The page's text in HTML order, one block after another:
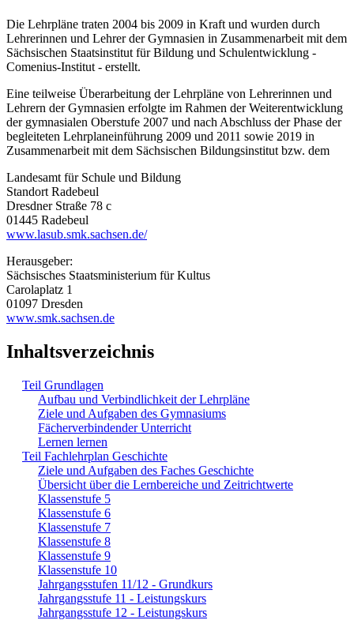
Die Lehrpläne traten 2004 bis 2009 in Kraft und wurden durch
Lehrerinnen und Lehrer der Gymnasien in Zusammenarbeit mit dem
Sächsischen Staatsinstitut für Bildung und Schulentwicklung -
Comenius-Institut - erstellt.
Eine teilweise Überarbeitung der Lehrpläne von Lehrerinnen und
Lehrern der Gymnasien erfolgte im Rahmen der Weiterentwicklung
der gymnasialen Oberstufe 2007 und nach Abschluss der Phase der
begleiteten Lehrplaneinführung 2009 und 2011 sowie 2019 in
Zusammenarbeit mit dem Sächsischen Bildungsinstitut bzw. dem
Landesamt für Schule und Bildung
Standort Radebeul
Dresdner Straße 78 c
01445 Radebeul
www.lasub.smk.sachsen.de/
Herausgeber:
Sächsisches Staatsministerium für Kultus
Carolaplatz 1
01097 Dresden
www.smk.sachsen.de
Inhaltsverzeichnis
Teil Grundlagen
Aufbau und Verbindlichkeit der Lehrpläne
Ziele und Aufgaben des Gymnasiums
Fächerverbindender Unterricht
Lernen lernen
Teil Fachlehrplan Geschichte
Ziele und Aufgaben des Faches Geschichte
Übersicht über die Lernbereiche und Zeitrichtwerte
Klassenstufe 5
Klassenstufe 6
Klassenstufe 7
Klassenstufe 8
Klassenstufe 9
Klassenstufe 10
Jahrgangsstufen 11/12 - Grundkurs
Jahrgangsstufe 11 - Leistungskurs
Jahrgangsstufe 12 - Leistungskurs